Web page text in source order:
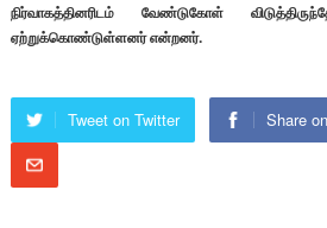
நிர்வாகத்தினரிடம் வேண்டுகோள்
ஏற்றுக்கொண்டுள்ளனர் என்றனர்.
Tweet on Twitter Share